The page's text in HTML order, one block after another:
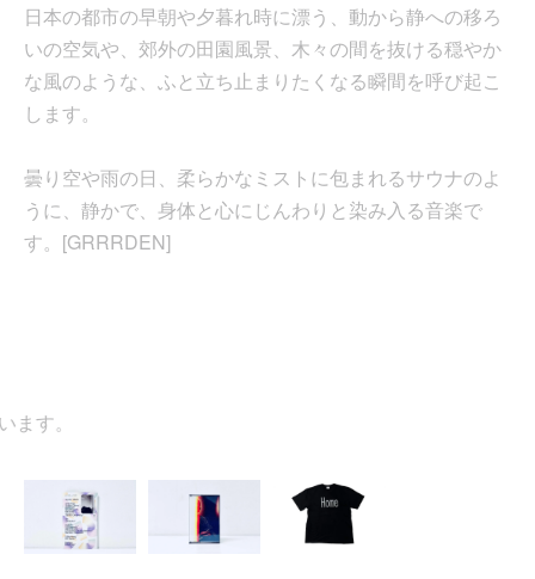
日本の都市の早朝や夕暮れ時に漂う、動から静への移ろ
いの空気や、郊外の田園風景、木々の間を抜ける穏やか
な風のような、ふと立ち止まりたくなる瞬間を呼び起こ
します。
曇り空や雨の日、柔らかなミストに包まれるサウナのよ
うに、静かで、身体と心にじんわりと染み入る音楽で
す。[GRRRDEN]
す。